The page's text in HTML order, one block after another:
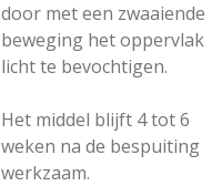
door met een zwaaiende
beweging het oppervlak
licht te bevochtigen.
Het middel blijft 4 tot 6
weken na de bespuiting
werkzaam.